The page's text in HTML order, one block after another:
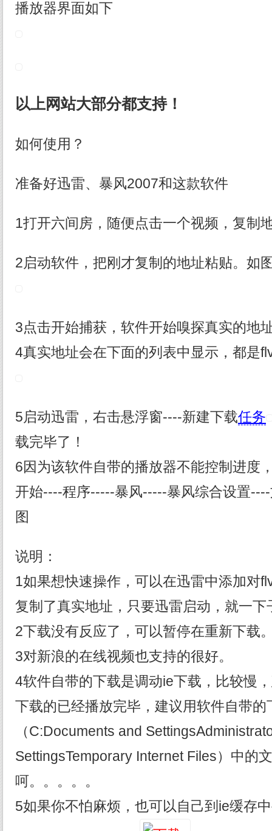
播放器界面如下
以上网站大部分都支持！
如何使用？
准备好迅雷、暴风2007和这款软件
1打开六间房，随便点击一个视频，复制
2启动软件，把刚才复制的地址粘贴。如
3点击开始捕获，软件开始嗅探真实的地
4真实地址会在下面的列表中显示，都是
5启动迅雷，右击悬浮窗----新建下载任务
载完毕了！
6因为该软件自带的播放器不能控制进度
开始----程序-----暴风-----暴风综合设置
图
说明：
1如果想快速操作，可以在迅雷中添加对
复制了真实地址，只要迅雷启动，就一下
2下载没有反应了，可以暂停在重新下载
3对新浪的在线视频也支持的很好。
4软件自带的下载是调动ie下载，比较慢
下载的已经播放完毕，建议用软件自带
（C:Documents and
SettingsTemporary Internet Files）中的
呵。。。。。
5如果你不怕麻烦，也可以自己到ie缓存